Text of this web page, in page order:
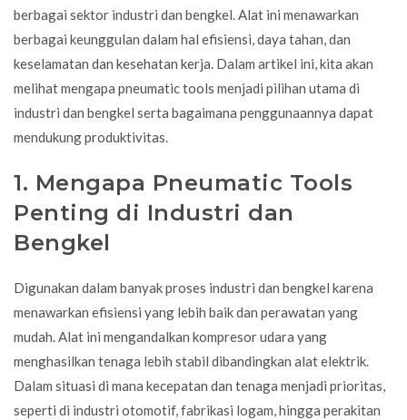
berbagai sektor industri dan bengkel. Alat ini menawarkan
berbagai keunggulan dalam hal efisiensi, daya tahan, dan
keselamatan dan kesehatan kerja. Dalam artikel ini, kita akan
melihat mengapa pneumatic tools menjadi pilihan utama di
industri dan bengkel serta bagaimana penggunaannya dapat
mendukung produktivitas.
1. Mengapa Pneumatic Tools
Penting di Industri dan
Bengkel
Digunakan dalam banyak proses industri dan bengkel karena
menawarkan efisiensi yang lebih baik dan perawatan yang
mudah. Alat ini mengandalkan kompresor udara yang
menghasilkan tenaga lebih stabil dibandingkan alat elektrik.
Dalam situasi di mana kecepatan dan tenaga menjadi prioritas,
seperti di industri otomotif, fabrikasi logam, hingga perakitan